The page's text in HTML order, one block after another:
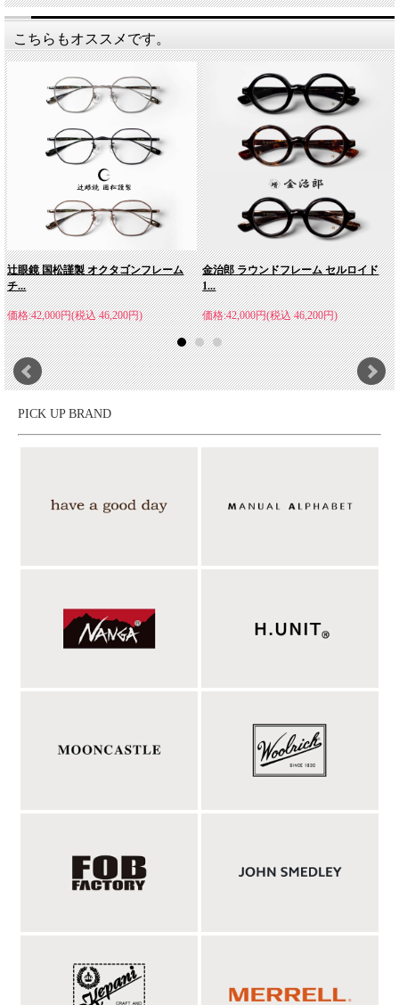
こちらもオススメです。
辻眼鏡 国松謹製 オクタゴンフレーム
チ...
価格:42,000円(税込 46,200円)
金治郎 ラウンドフレーム セルロイド
1...
価格:42,000円(税込 46,200円)
PICK UP BRAND